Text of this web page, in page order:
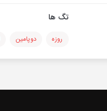
تگ ها
روزه دوپامین